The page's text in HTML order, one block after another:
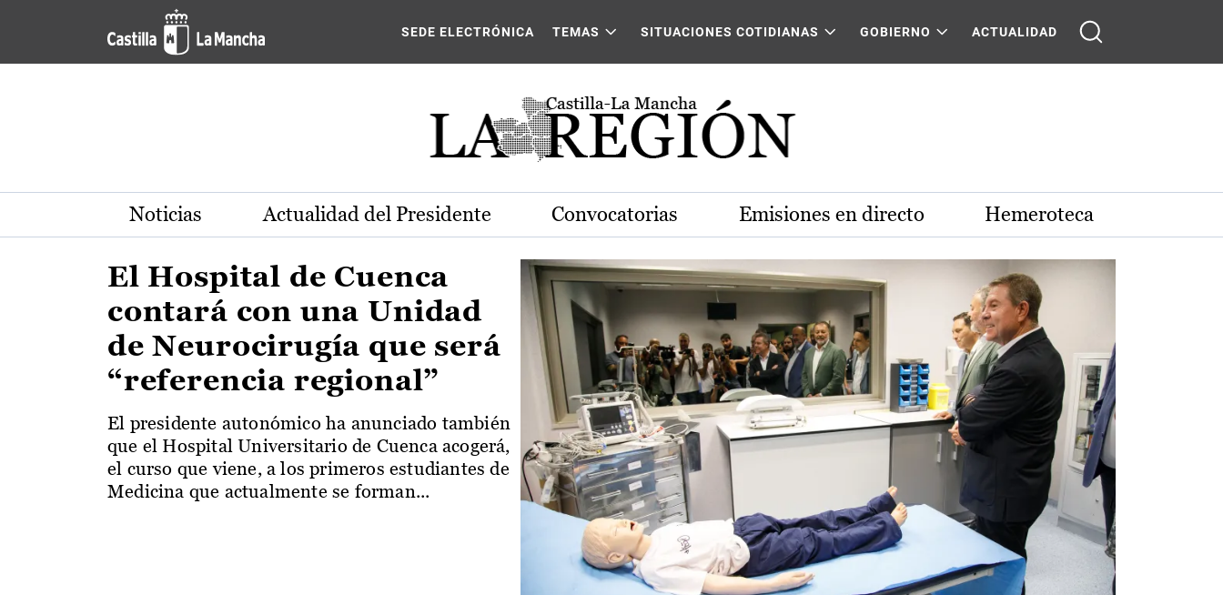
Pasar al contenido principal
Actualidad de la región de Castilla-La Mancha
SEDE ELECTRÓNICA TEMAS SITUACIONES COTIDIANAS GOBIERNO ACTUALIDAD
Noticias Actualidad del Presidente Convocatorias Emisiones en directo Hemeroteca
El Hospital de Cuenca
contará con una Unidad
de Neurocirugía que será
“referencia regional”
El presidente autonómico ha anunciado también
que el Hospital Universitario de Cuenca acogerá,
el curso que viene, a los primeros estudiantes de
Medicina que actualmente se forman...